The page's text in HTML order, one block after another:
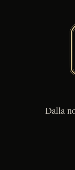
Dalla